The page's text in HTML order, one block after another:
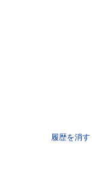
履歴を消す